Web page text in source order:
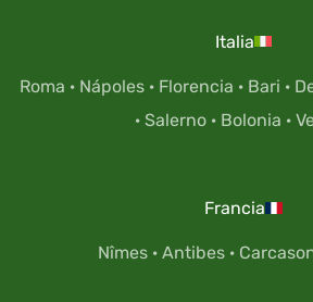
Italia
Roma · Nápoles · Florencia · Bari ·
· Salerno · Bolonia ·
Francia
Nîmes · Antibes ·